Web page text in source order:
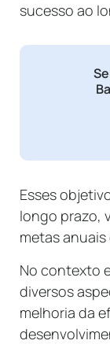
sucesso ao
Esses
longo prazo,
metas
No contexto
diversos
melhoria da